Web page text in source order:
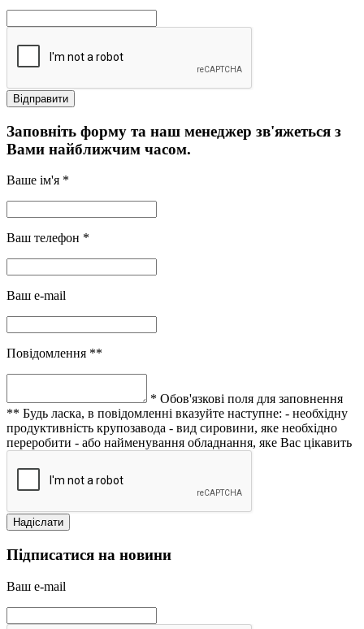
Заповніть форму та наш менеджер зв'яжеться з
Вами найближчим часом.
Ваше ім'я *
Ваш телефон *
Ваш e-mail
Повідомлення **
* Обов'язкові поля для заповнення
** Будь ласка, в повідомленні вказуйте наступне: - необхідну
продуктивність крупозавода - вид сировини, яке необхідно
переробити - або найменування обладнання, яке Вас цікавить
Підписатися на новини
Ваш e-mail